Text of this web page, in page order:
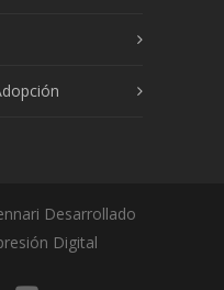
Desarrollado
Digital